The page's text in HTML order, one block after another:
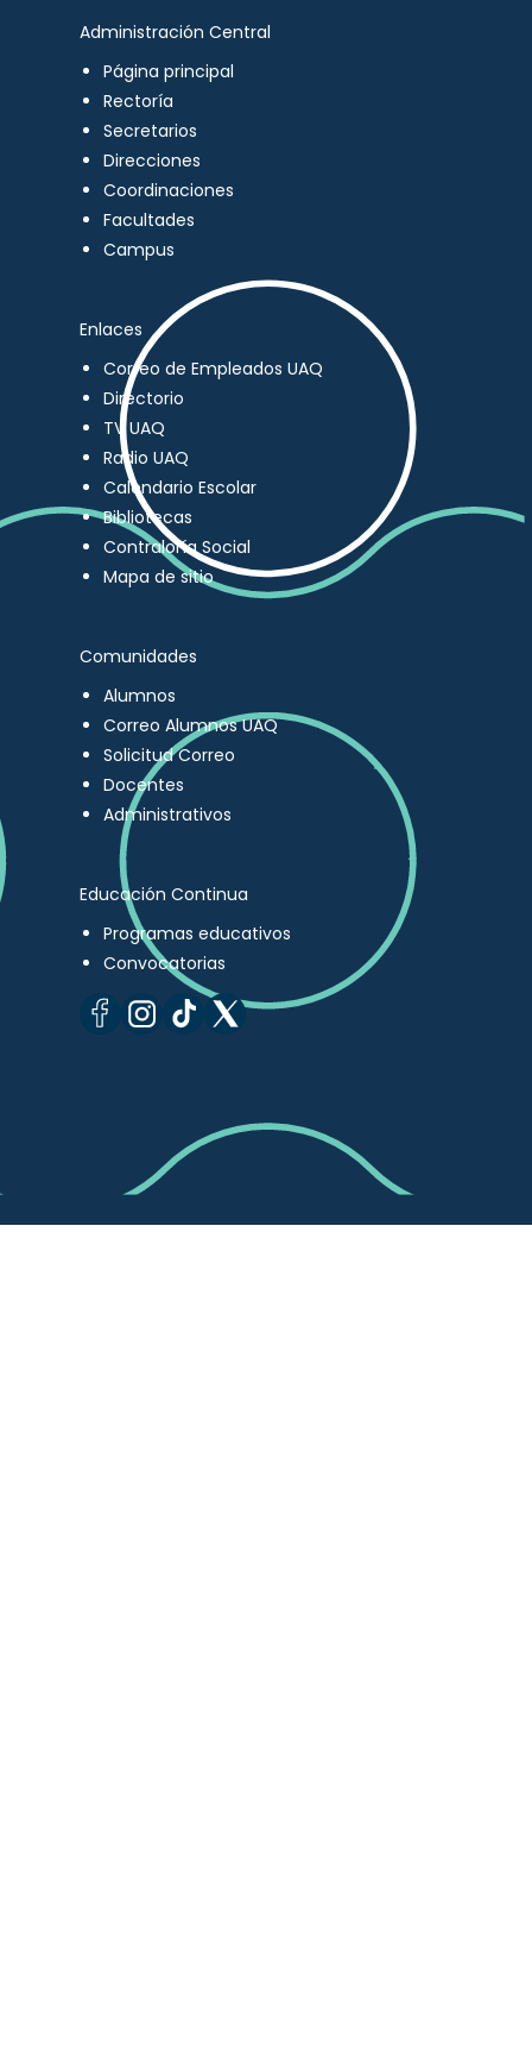
Administración Central
Página principal
Rectoría
Secretarios
Direcciones
Coordinaciones
Facultades
Campus
Enlaces
Correo de Empleados UAQ
Directorio
TV UAQ
Radio UAQ
Calendario Escolar
Bibliotecas
Contraloría Social
Mapa de sitio
Comunidades
Alumnos
Correo Alumnos UAQ
Solicitud Correo
Docentes
Administrativos
Educación Continua
Programas educativos
Convocatorias